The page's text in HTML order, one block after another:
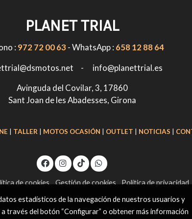
PLANET TRIAL
: 972 72 00 63 - WhatsApp : 658 12 88 64
- info@planettrial.es
Avinguda del Covilar, 3, 17860
Sant Joan de les Abadesses, Girona
TALLER MOTOS OCASIÓN OUTLET NOTICIAS
de cookies Gestión de cookies Política de privacidad
estadísticos de la navegación de nuestros usuarios y
través del botón “Configurar” o obtener más información